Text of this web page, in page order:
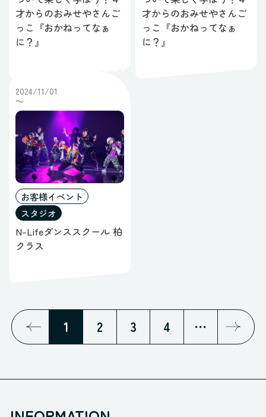
才からのおみせやさんご
っこ『おかねってなぁ
に？』
才からのおみせやさんご
っこ『おかねってなぁ
に？』
2024/11/01
～
お客様イベント
スタジオ
N-Lifeダンススクール 柏
クラス
1 2 3 4 ⋯